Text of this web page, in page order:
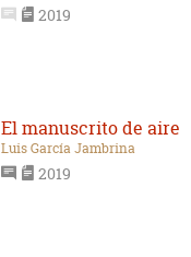
2019
El manuscrito de aire
Luis García Jambrina
2019